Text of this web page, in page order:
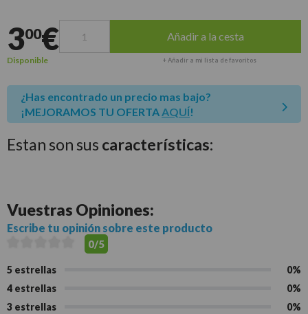
300€ Añadir a la cesta
Disponible + Añadir a mi lista de favoritos
¿Has encontrado un precio mas bajo?
¡MEJORAMOS TU OFERTA AQUÍ!
Estan son sus características:
Vuestras Opiniones:
Escribe tu opinión sobre este producto
0/5
5 estrellas
0%
4 estrellas
0%
3 estrellas
0%